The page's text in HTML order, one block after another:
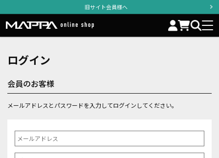
旧サイト会員様へ
ログイン
会員のお客様
メールアドレスとパスワードを入力してログインしてください。